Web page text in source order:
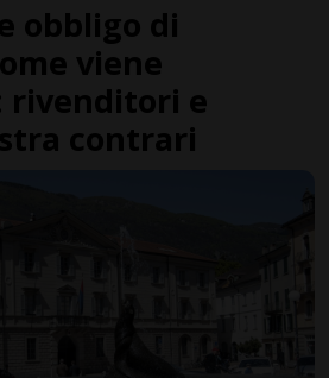
obbligo di
viene
rivenditori e
contrari